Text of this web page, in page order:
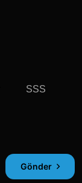
SSS
Gönder